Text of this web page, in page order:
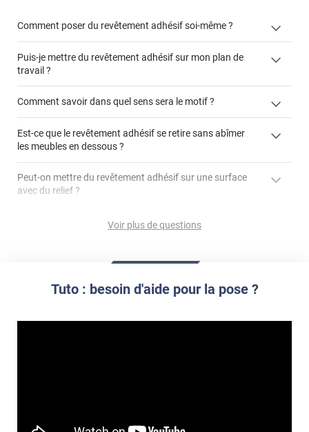
Comment poser du revêtement adhésif soi-même ?
« Comment poser un revêtement adhésif ? »
Puis-je mettre du revêtement adhésif sur mon plan de
travail ?
"Peut-on installer du
Comment savoir dans quel sens sera le motif ?
Est-ce que le revêtement adhésif se retire sans abîmer
les meubles en dessous ?
Utiliser une solution de dépose pour annuler l'action de la
S'aider d'un décapeur thermique : la colle va ramollir le film
Peut-on mettre du revêtement adhésif sur une surface
avec du relief ?
faire appel à un
Peut-on mettre du revêtement adhésif sur du carrelage
Lisser la surface avec un enduit de lissage au préalable
Comment poser du revêtement adhésif dans les angles
Réussir la pose d'un revêtement adhésif dans les angles. »
Voir plus de questions
Tuto : besoin d'aide pour la pose ?